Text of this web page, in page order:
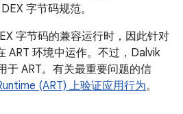
字节码规范。
字节码的兼容运行时，因此针对
ART 环境中运作。不过，Dalvik
于 ART。有关最重要问题的信
(ART) 上验证应用行为。